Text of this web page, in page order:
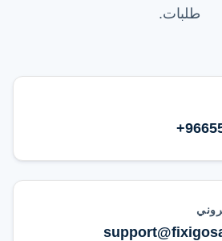
اطلب الخدمة
تواصل عبر واتساب
طلبات.